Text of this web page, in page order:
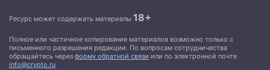
Ресурс может содержать материалы 18+
Полное или частичное копирование материалов возможно только с
письменного разрешения редакции. По вопросам сотрудничества
обращайтесь через форму обратной связи или по электронной почте
info@crypto.ru